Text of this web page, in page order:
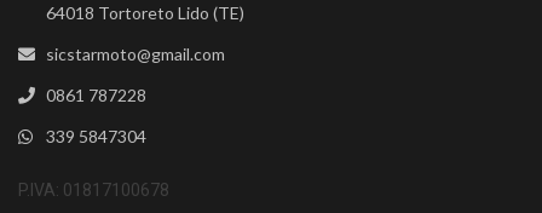
64018 Tortoreto Lido (TE)
sicstarmoto@gmail.com
0861 787228
339 5847304
P.IVA: 01817100678